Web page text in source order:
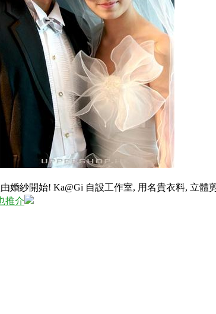
婚紗開始! Ka@Gi 自設工作室, 用名貴衣料, 立體
推介